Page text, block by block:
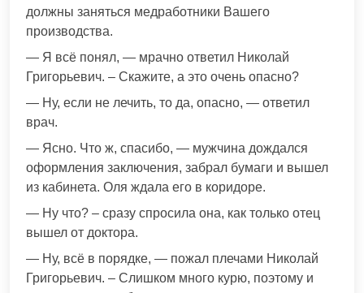
должны заняться медработники Вашего
производства.
— Я всё понял, — мрачно ответил Николай
Григорьевич. – Скажите, а это очень опасно?
— Ну, если не лечить, то да, опасно, — ответил
врач.
— Ясно. Что ж, спасибо, — мужчина дождался
оформления заключения, забрал бумаги и вышел
из кабинета. Оля ждала его в коридоре.
— Ну что? – сразу спросила она, как только отец
вышел от доктора.
— Ну, всё в порядке, — пожал плечами Николай
Григорьевич. – Слишком много курю, поэтому и